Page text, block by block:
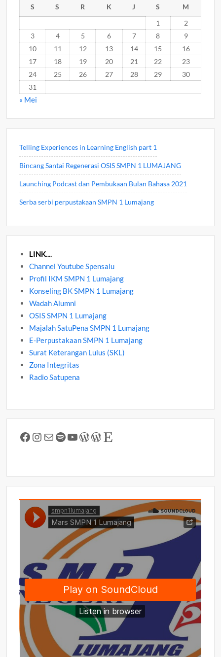
S S R K J S
M
1
2
3
4 5 6 7 8
9
10
11 12 13 14 15
16
17
18 19 20 21 22
23
24
25 26 27 28 29
30
31
« Mei
Telling Experiences in Learning English part 1
Bincang Santai Regenerasi OSIS SMPN 1 LUMAJANG
Launching Podcast dan Pembukaan Bulan Bahasa 2021
Serba serbi perpustakaan SMPN 1 Lumajang
LINK....
Channel Youtube Spensalu
Profil IKM SMPN 1 Lumajang
Konseling BK SMPN 1 Lumajang
Wadah Alumni
OSIS SMPN 1 Lumajang
Majalah SatuPena SMPN 1 Lumajang
E-Perpustakaan SMPN 1 Lumajang
Surat Keterangan Lulus (SKL)
Zona Integritas
Radio Satupena
Facebook
Instagram
MailSpotify
YouTube
WordPress
WordPress
Etsy